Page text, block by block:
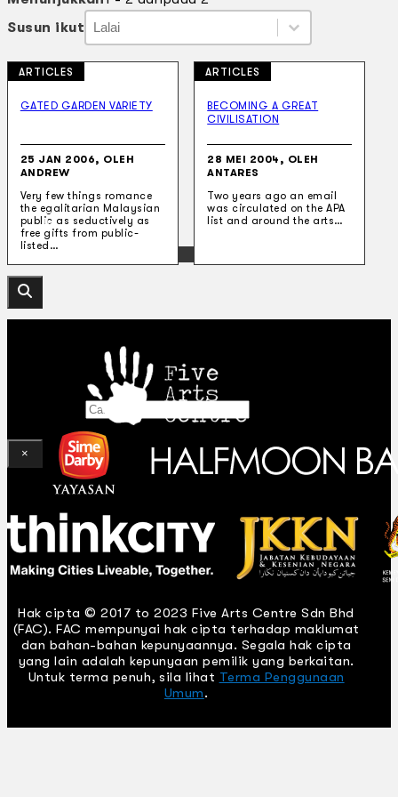
Teater
Penapisan
Sejarah Lisan
Hubungi Kami
BM
Cari laman web
×
Susun ikut Susun ikut
Susun ikut
Susun ikut
ARTICLES
GATED GARDEN VARIETY
25 JAN 2006, OLEH
ANDREW
Very few things romance
the egalitarian Malaysian
public as seductively as
free gifts from public-
listed…
ARTICLES
BECOMING A GREAT
CIVILISATION
28 MEI 2004, OLEH
ANTARES
Two years ago an email
was circulated on the APA
list and around the arts…
Hak cipta © 2017 to 2023 Five Arts Centre Sdn Bhd
(FAC). FAC mempunyai hak cipta terhadap maklumat
dan bahan-bahan kepunyaannya. Segala hak cipta
yang lain adalah kepunyaan pemilik yang berkaitan.
Untuk terma penuh, sila lihat Terma Penggunaan
Umum.